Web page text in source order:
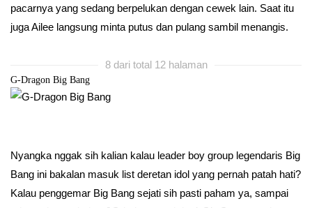
pacarnya yang sedang berpelukan dengan cewek lain. Saat itu
juga Ailee langsung minta putus dan pulang sambil menangis.
8 dari total 12 halaman
G-Dragon Big Bang
Nyangka nggak sih kalian kalau leader boy group legendaris Big
Bang ini bakalan masuk list deretan idol yang pernah patah hati?
Kalau penggemar Big Bang sejati sih pasti paham ya, sampai